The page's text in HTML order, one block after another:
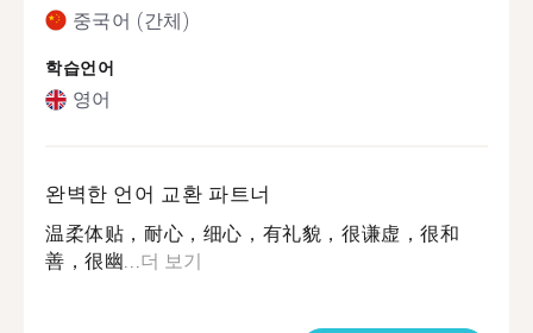
중국어 (간체)
학습언어
영어
완벽한 언어 교환 파트너
温柔体贴，耐心，细心，有礼貌，很谦虚，很和
善，很幽...더 보기